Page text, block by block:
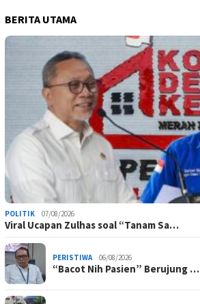
BERITA UTAMA
POLITIK 07/08/2026
Viral Ucapan Zulhas soal “Tanam Sa…
PERISTIWA 06/08/2026
“Bacot Nih Pasien” Berujung …